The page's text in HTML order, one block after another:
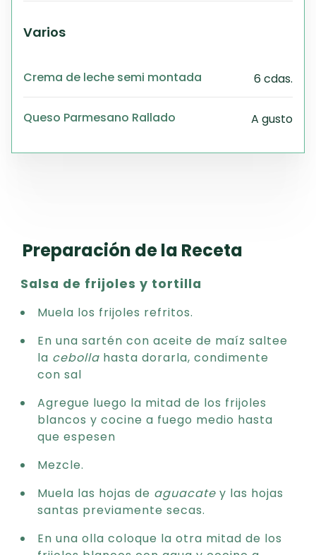
Varios
Crema de leche semi montada 6 cdas.
Queso Parmesano Rallado A gusto
Preparación de la Receta
Salsa de frijoles y tortilla
Muela los frijoles refritos.
En una sartén con aceite de maíz saltee
la cebolla hasta dorarla, condimente
con sal
Agregue luego la mitad de los frijoles
blancos y cocine a fuego medio hasta
que espesen
Mezcle.
Muela las hojas de aguacate y las hojas
santas previamente secas.
En una olla coloque la otra mitad de los